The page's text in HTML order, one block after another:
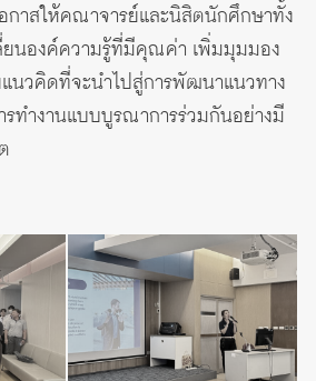
กาสให้คณาจารย์และนิสิตนักศึกษาทั้ง
ยนองค์ความรู้ที่มีคุณค่า เพิ่มมุมมอง
นวคิดที่จะนำไปสู่การพัฒนาแนวทาง
รทำงานแบบบูรณาการร่วมกันอย่างมี